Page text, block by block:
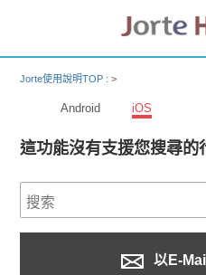
Jorte使用說明TOP :>
Android iOS
這功能沒有支援您搜尋的
以E-